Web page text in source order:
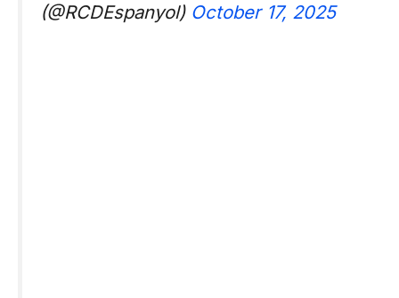
(@RCDEspanyol) October 17, 2025